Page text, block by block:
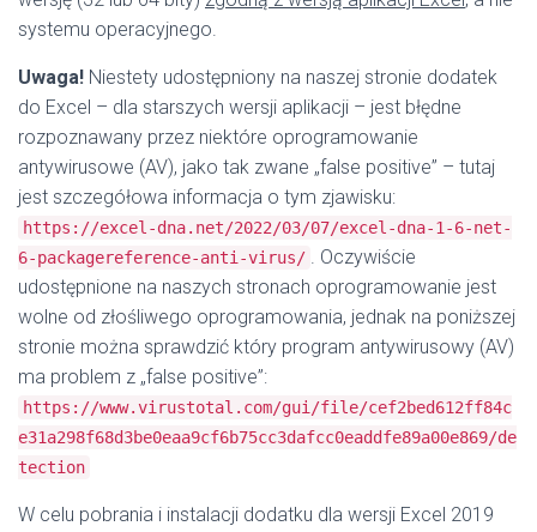
systemu operacyjnego.
Uwaga! Niestety udostępniony na naszej stronie dodatek
do Excel – dla starszych wersji aplikacji – jest błędne
rozpoznawany przez niektóre oprogramowanie
antywirusowe (AV), jako tak zwane „false positive” – tutaj
jest szczegółowa informacja o tym zjawisku:
https://excel-dna.net/2022/03/07/excel-dna-1-6-net-
6-packagereference-anti-virus/ . Oczywiście
udostępnione na naszych stronach oprogramowanie jest
wolne od złośliwego oprogramowania, jednak na poniższej
stronie można sprawdzić który program antywirusowy (AV)
ma problem z „false positive”:
https://www.virustotal.com/gui/file/cef2bed612ff84c
e31a298f68d3be0eaa9cf6b75cc3dafcc0eaddfe89a00e869/de
tection
W celu pobrania i instalacji dodatku dla wersji Excel 2019